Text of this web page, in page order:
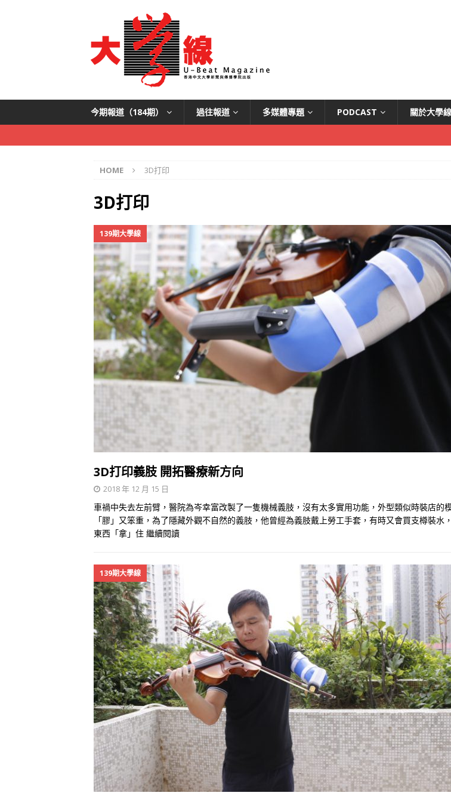
今期報道（184期） 過往報道 多媒體專題 PODCAST 關於大學線
HOME 3D打印
3D打印
139期大學線
3D打印義肢 開拓醫療新方向
2018 年 12 月 15 日
車禍中失去左前臂，醫院為岑幸富改製了一隻機械義肢，沒有太多實用功能，外型類似時裝店的
「膠」又笨重，為了隱藏外觀不自然的義肢，他曾經為義肢戴上勞工手套，有時又會買支樽裝水
東西「拿」住 繼續閱讀
139期大學線